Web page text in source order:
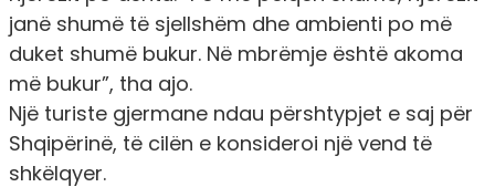
janë shumë të sjellshëm dhe ambienti po më
duket shumë bukur. Në mbrëmje është akoma
më bukur”, tha ajo.
Një turiste gjermane ndau përshtypjet e saj për
Shqipërinë, të cilën e konsideroi një vend të
shkëlqyer.